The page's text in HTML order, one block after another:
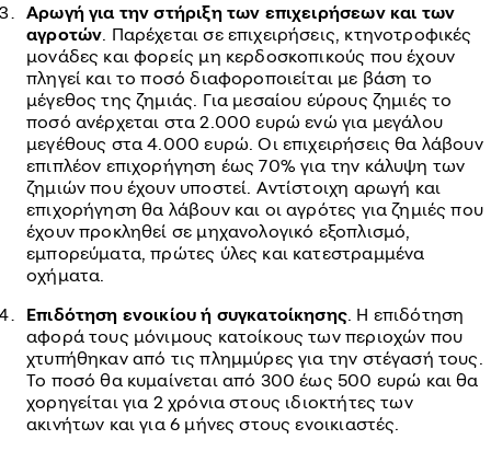
Αρωγή για την στήριξη των επιχειρήσεων και των
αγροτών. Παρέχεται σε επιχειρήσεις, κτηνοτροφικές
μονάδες και φορείς μη κερδοσκοπικούς που έχουν
πληγεί και το ποσό διαφοροποιείται με βάση το
μέγεθος της ζημιάς. Για μεσαίου εύρους ζημιές το
ποσό ανέρχεται στα 2.000 ευρώ ενώ για μεγάλου
μεγέθους στα 4.000 ευρώ. Οι επιχειρήσεις θα λάβουν
επιπλέον επιχορήγηση έως 70% για την κάλυψη των
ζημιών που έχουν υποστεί. Αντίστοιχη αρωγή και
επιχορήγηση θα λάβουν και οι αγρότες για ζημιές που
έχουν προκληθεί σε μηχανολογικό εξοπλισμό,
εμπορεύματα, πρώτες ύλες και κατεστραμμένα
οχήματα.
Επιδότηση ενοικίου ή συγκατοίκησης. Η επιδότηση
αφορά τους μόνιμους κατοίκους των περιοχών που
χτυπήθηκαν από τις πλημμύρες για την στέγασή τους.
Το ποσό θα κυμαίνεται από 300 έως 500 ευρώ και θα
χορηγείται για 2 χρόνια στους ιδιοκτήτες των
ακινήτων και για 6 μήνες στους ενοικιαστές.